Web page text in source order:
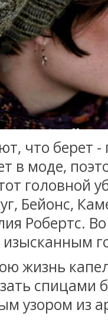
что берет -
в моде,
головной
Бейонс,
Робертс.
изысканным
жизнь
спицами
узором из